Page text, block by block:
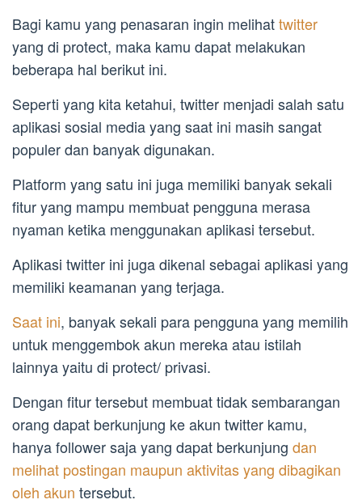
Bagi kamu yang penasaran ingin melihattwitter
yang di protect, maka kamu dapat melakukan
beberapa hal berikut ini.
Seperti yang kita ketahui, twitter menjadi salah satu
aplikasi sosial media yang saat ini masih sangat
populer dan banyak digunakan.
Platform yang satu ini juga memiliki banyak sekali
fitur yang mampu membuat pengguna merasa
nyaman ketika menggunakan aplikasi tersebut.
Aplikasi twitter ini juga dikenal sebagai aplikasi yang
memiliki keamanan yang terjaga.
Saat ini, banyak sekali para pengguna yang memilih
untuk menggembok akun mereka atau istilah
lainnya yaitu di protect/ privasi.
Dengan fitur tersebut membuat tidak sembarangan
orang dapat berkunjung ke akun twitter kamu,
hanya follower saja yang dapat berkunjung dan
melihat postingan maupun aktivitas yang dibagikan
oleh akun tersebut.